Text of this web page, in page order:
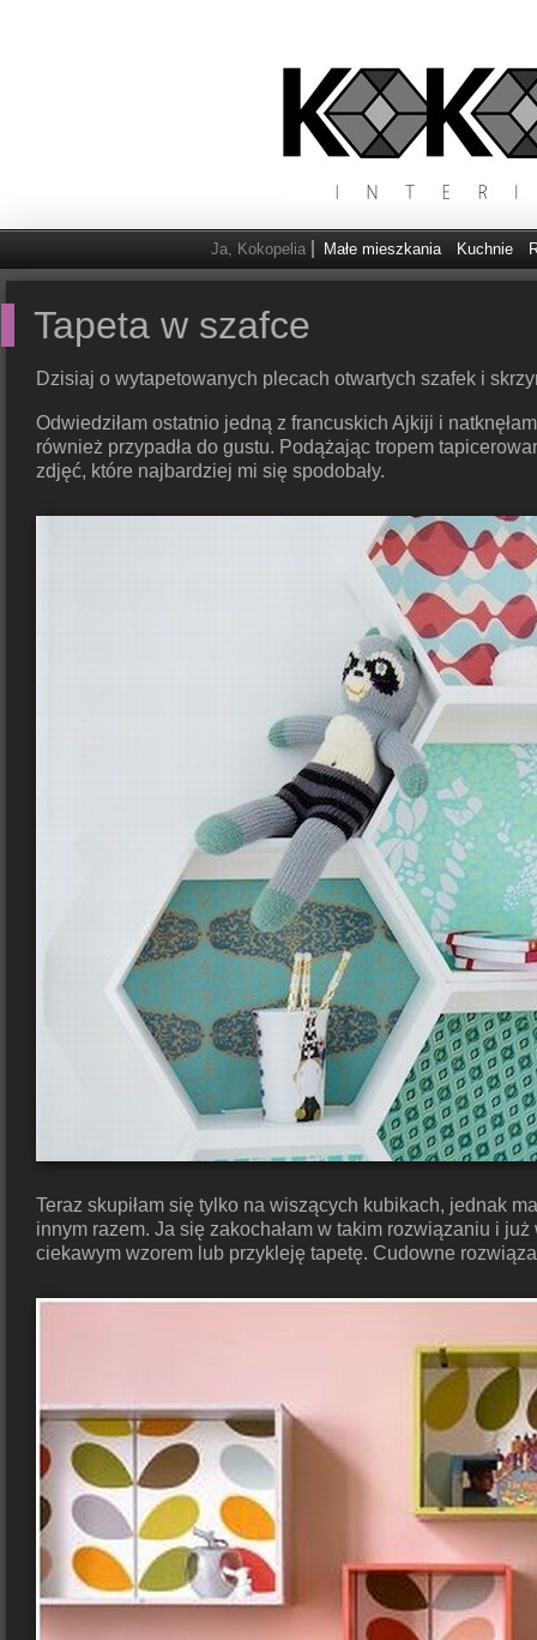
Ja, Kokopelia Małe mieszkania Kuchnie
Tapeta w szafce
Dzisiaj o wytapetowanych plecach otwartych szafek i
Odwiedziłam ostatnio jedną z francuskich Ajkiji i
również przypadła do gustu. Podążając tropem
zdjęć, które najbardziej mi się spodobały.
Teraz skupiłam się tylko na wiszących kubikach, jednak
innym razem. Ja się zakochałam w takim rozwiązaniu i
ciekawym wzorem lub przykleję tapetę. Cudowne